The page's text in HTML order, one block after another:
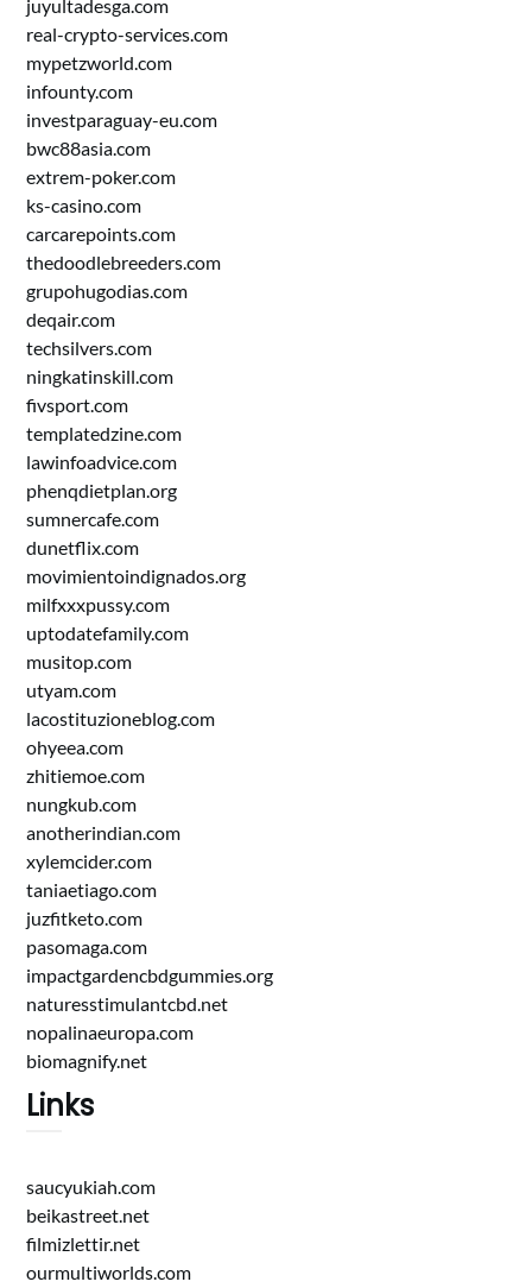
juyultadesga.com
real-crypto-services.com
mypetzworld.com
infounty.com
investparaguay-eu.com
bwc88asia.com
extrem-poker.com
ks-casino.com
carcarepoints.com
thedoodlebreeders.com
grupohugodias.com
deqair.com
techsilvers.com
ningkatinskill.com
fivsport.com
templatedzine.com
lawinfoadvice.com
phenqdietplan.org
sumnercafe.com
dunetflix.com
movimientoindignados.org
milfxxxpussy.com
uptodatefamily.com
musitop.com
utyam.com
lacostituzioneblog.com
ohyeea.com
zhitiemoe.com
nungkub.com
anotherindian.com
xylemcider.com
taniaetiago.com
juzfitketo.com
pasomaga.com
impactgardencbdgummies.org
naturesstimulantcbd.net
nopalinaeuropa.com
biomagnify.net
Links
saucyukiah.com
beikastreet.net
filmizlettir.net
ourmultiworlds.com